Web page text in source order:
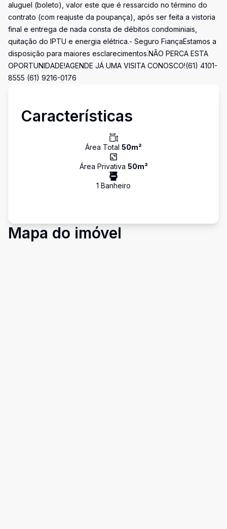
aluguel (boleto), valor este que é ressarcido no término do
contrato (com reajuste da poupança), após ser feita a vistoria
final e entrega de nada consta de débitos condominiais,
quitação do IPTU e energia elétrica.- Seguro FiançaEstamos a
disposição para maiores esclarecimentos.NÃO PERCA ESTA
OPORTUNIDADE!AGENDE JÁ UMA VISITA CONOSCO!(61) 4101-
8555 (61) 9216-0176
Características
Área Total 50m²
Área Privativa 50m²
1 Banheiro
Mapa do imóvel